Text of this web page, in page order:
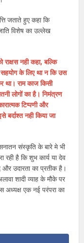
जताते हुए कहा कि
विशेष का उल्लेख
नही कहा, बल्कि
के लिए था न कि उस
था। राम काज किसी
लोगों का है। निमंत्रण
टिप्पणी और
नही किया जा
संस्कृति के बारे मे भी
रही है कि शुभ कार्य या देव
उदारता का प्रतीक है।
शादी व्याह के मौके पर
अध्यक्ष एक नई परंपरा का